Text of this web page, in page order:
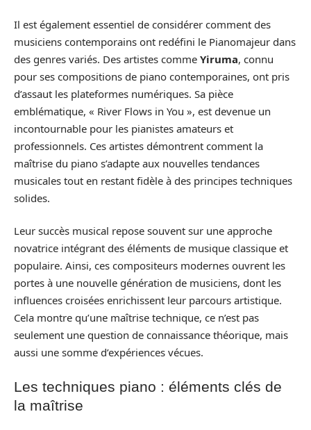
Il est également essentiel de considérer comment des
musiciens contemporains ont redéfini le Pianomajeur dans
des genres variés. Des artistes comme Yiruma, connu
pour ses compositions de piano contemporaines, ont pris
d’assaut les plateformes numériques. Sa pièce
emblématique, « River Flows in You », est devenue un
incontournable pour les pianistes amateurs et
professionnels. Ces artistes démontrent comment la
maîtrise du piano s’adapte aux nouvelles tendances
musicales tout en restant fidèle à des principes techniques
solides.
Leur succès musical repose souvent sur une approche
novatrice intégrant des éléments de musique classique et
populaire. Ainsi, ces compositeurs modernes ouvrent les
portes à une nouvelle génération de musiciens, dont les
influences croisées enrichissent leur parcours artistique.
Cela montre qu’une maîtrise technique, ce n’est pas
seulement une question de connaissance théorique, mais
aussi une somme d’expériences vécues.
Les techniques piano : éléments clés de
la maîtrise